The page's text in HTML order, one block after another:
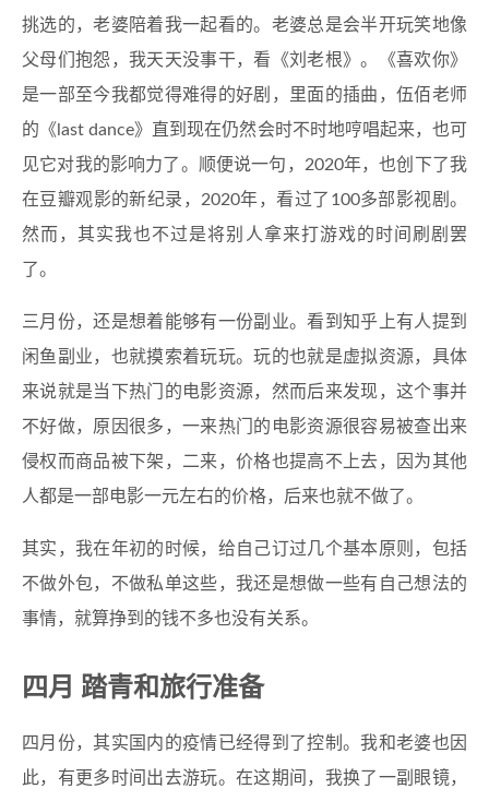
挑选的，老婆陪着我一起看的。老婆总是会半开玩笑地像
父母们抱怨，我天天没事干，看《刘老根》。《喜欢你》
是一部至今我都觉得难得的好剧，里面的插曲，伍佰老师
的《last dance》直到现在仍然会时不时地哼唱起来，也可
见它对我的影响力了。顺便说一句，2020年，也创下了我
在豆瓣观影的新纪录，2020年，看过了100多部影视剧。
然而，其实我也不过是将别人拿来打游戏的时间刷剧罢
了。
三月份，还是想着能够有一份副业。看到知乎上有人提到
闲鱼副业，也就摸索着玩玩。玩的也就是虚拟资源，具体
来说就是当下热门的电影资源，然而后来发现，这个事并
不好做，原因很多，一来热门的电影资源很容易被查出来
侵权而商品被下架，二来，价格也提高不上去，因为其他
人都是一部电影一元左右的价格，后来也就不做了。
其实，我在年初的时候，给自己订过几个基本原则，包括
不做外包，不做私单这些，我还是想做一些有自己想法的
事情，就算挣到的钱不多也没有关系。
四月 踏青和旅行准备
四月份，其实国内的疫情已经得到了控制。我和老婆也因
此，有更多时间出去游玩。在这期间，我换了一副眼镜，